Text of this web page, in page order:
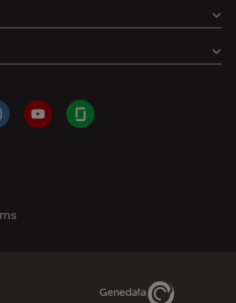
YouTubeGlassdoor
Genedata Link